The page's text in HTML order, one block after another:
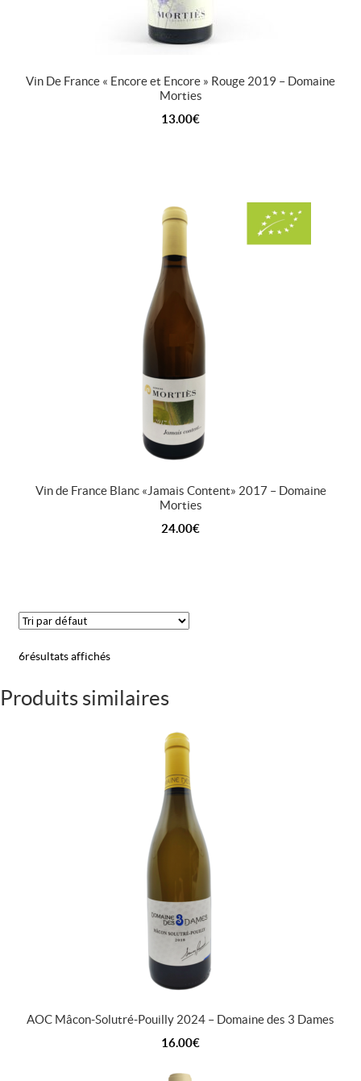
Vin De France « Encore et Encore » Rouge 2019 – Domaine
Morties
13.00€
Vin de France Blanc « Jamais Content » 2017 – Domaine
Morties
24.00€
6 résultats affichés
Produits similaires
AOC Mâcon-Solutré-Pouilly 2024 – Domaine des 3 Dames
16.00€